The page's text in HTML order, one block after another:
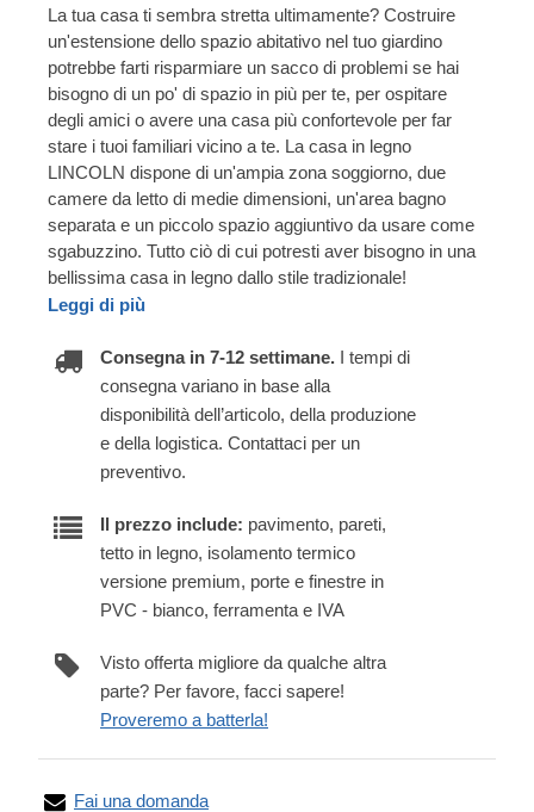
La tua casa ti sembra stretta ultimamente? Costruire
un'estensione dello spazio abitativo nel tuo giardino
potrebbe farti risparmiare un sacco di problemi se hai
bisogno di un po' di spazio in più per te, per ospitare
degli amici o avere una casa più confortevole per far
stare i tuoi familiari vicino a te. La casa in legno
LINCOLN dispone di un'ampia zona soggiorno, due
camere da letto di medie dimensioni, un'area bagno
separata e un piccolo spazio aggiuntivo da usare come
sgabuzzino. Tutto ciò di cui potresti aver bisogno in una
bellissima casa in legno dallo stile tradizionale!
Leggi di più
Consegna in 7-12 settimane. I tempi di
consegna variano in base alla
disponibilità dell’articolo, della produzione
e della logistica. Contattaci per un
preventivo.
Il prezzo include: pavimento, pareti,
tetto in legno, isolamento termico
versione premium, porte e finestre in
PVC - bianco, ferramenta e IVA
Visto offerta migliore da qualche altra
parte? Per favore, facci sapere!
Proveremo a batterla!
Fai una domanda